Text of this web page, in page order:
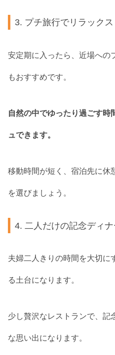
3. プチ旅行でリラックス
安定期に入ったら、近場への
もおすすめです。
自然の中でゆったり過ごす時
ュできます。
移動時間が短く、宿泊先に休
を選びましょう。
4. 二人だけの記念ディナ
夫婦二人きりの時間を大切に
る土台になります。
少し贅沢なレストランで、記
な思い出になります。